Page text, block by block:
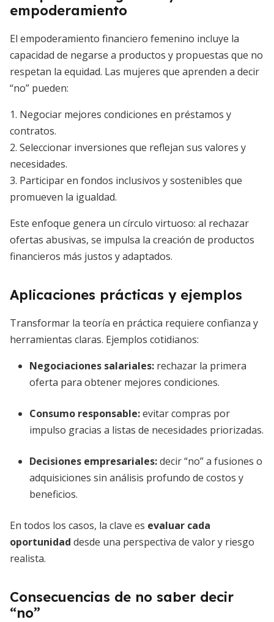
empoderamiento
El empoderamiento financiero femenino incluye la
capacidad de negarse a productos y propuestas que no
respetan la equidad. Las mujeres que aprenden a decir
“no” pueden:
1. Negociar mejores condiciones en préstamos y
contratos.
2. Seleccionar inversiones que reflejan sus valores y
necesidades.
3. Participar en fondos inclusivos y sostenibles que
promueven la igualdad.
Este enfoque genera un círculo virtuoso: al rechazar
ofertas abusivas, se impulsa la creación de productos
financieros más justos y adaptados.
Aplicaciones prácticas y ejemplos
Transformar la teoría en práctica requiere confianza y
herramientas claras. Ejemplos cotidianos:
Negociaciones salariales: rechazar la primera
oferta para obtener mejores condiciones.
Consumo responsable:evitar compras por
impulso gracias a listas de necesidades priorizadas.
Decisiones empresariales:decir “no” a fusiones o
adquisiciones sin análisis profundo de costos y
beneficios.
En todos los casos, la clave es evaluar cada
oportunidad desde una perspectiva de valor y riesgo
realista.
Consecuencias de no saber decir
“no”